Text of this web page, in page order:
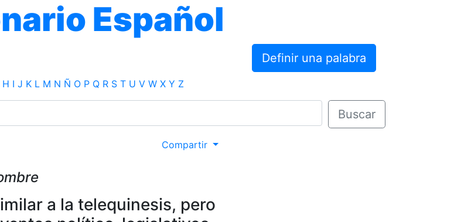
Español
Definir una palabra
H I J K L M N Ñ O P Q R S T U V W X Y Z
Buscar
Compartir
a la telequinesis, pero